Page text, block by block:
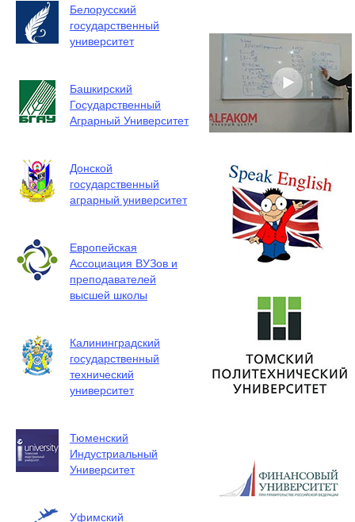
Белорусский
государственный
университет
Башкирский
Государственный
Аграрный Университет
Донской
государственный
аграрный университет
Европейская
Ассоциация ВУЗов и
преподавателей
высшей школы
Калининградский
государственный
технический
университет
Тюменский
Индустриальный
Университет
Уфимский